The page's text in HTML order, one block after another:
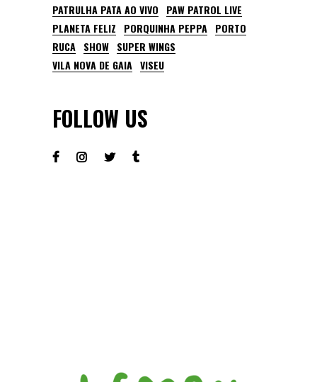
PATRULHA PATA AO VIVO
PAW PATROL LIVE
PLANETA FELIZ
PORQUINHA PEPPA PORTO
RUCA SHOW SUPER WINGS
VILA NOVA DE GAIA VISEU
FOLLOW US